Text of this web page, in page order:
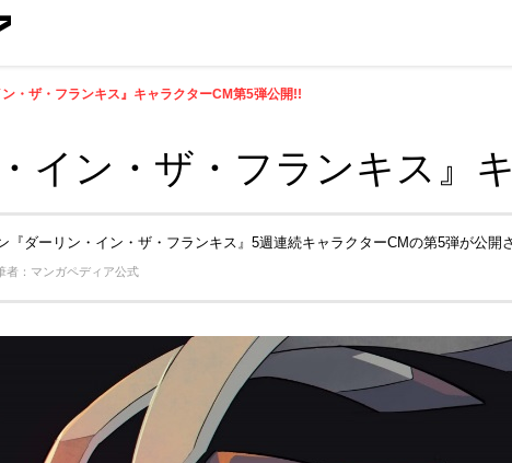
ン・ザ・フランキス』キャラクターCM第5弾公開!!
イン・ザ・フランキス』
『ダーリン・イン・ザ・フランキス』5週連続キャラクターCMの第5弾が公開さ
：マンガペディア公式